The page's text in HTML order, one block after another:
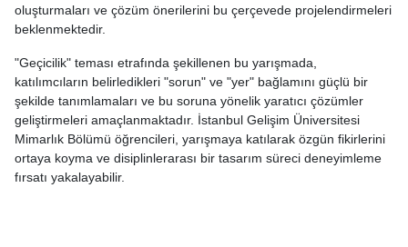
oluşturmaları ve çözüm önerilerini bu çerçevede projelendirmeleri
beklenmektedir.
"Geçicilik" teması etrafında şekillenen bu yarışmada,
katılımcıların belirledikleri "sorun" ve "yer" bağlamını güçlü bir
şekilde tanımlamaları ve bu soruna yönelik yaratıcı çözümler
geliştirmeleri amaçlanmaktadır. İstanbul Gelişim Üniversitesi
Mimarlık Bölümü öğrencileri, yarışmaya katılarak özgün fikirlerini
ortaya koyma ve disiplinlerarası bir tasarım süreci deneyimleme
fırsatı yakalayabilir.